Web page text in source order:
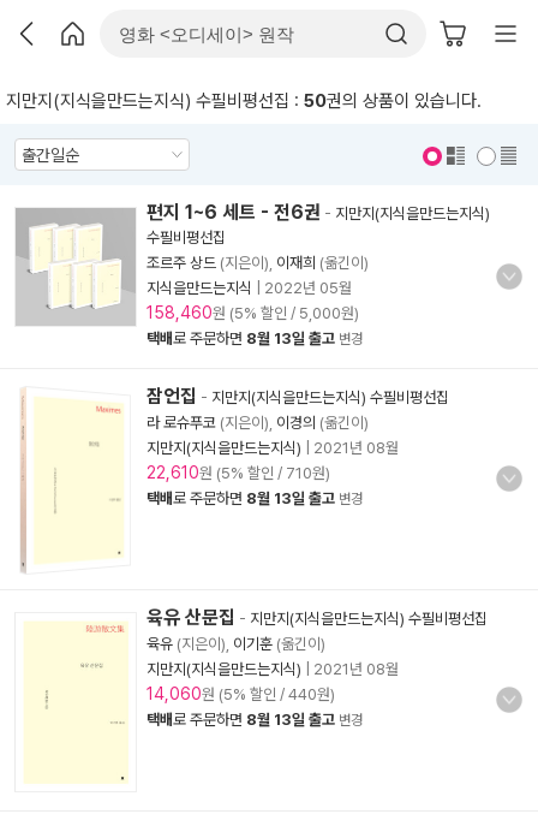
지만지(지식을만드는지식) 수필비평선집 : 50권의 상품이 있습니다.
편지 1~6 세트 - 전6권 - 지만지(지식을만드는지식)
수필비평선집
조르주 상드 (지은이), 이재희 (옮긴이)
지식을만드는지식
2022년 05월
158,460원 (5% 할인 / 5,000원)
택배로 주문하면 8월 13일 출고 변경
잠언집 - 지만지(지식을만드는지식) 수필비평선집
라 로슈푸코 (지은이), 이경의 (옮긴이)
지만지(지식을만드는지식)
2021년 08월
22,610원 (5% 할인 / 710원)
택배로 주문하면 8월 13일 출고 변경
육유 산문집 - 지만지(지식을만드는지식) 수필비평선집
육유 (지은이), 이기훈 (옮긴이)
지만지(지식을만드는지식)
2021년 08월
14,060원 (5% 할인 / 440원)
택배로 주문하면 8월 13일 출고 변경